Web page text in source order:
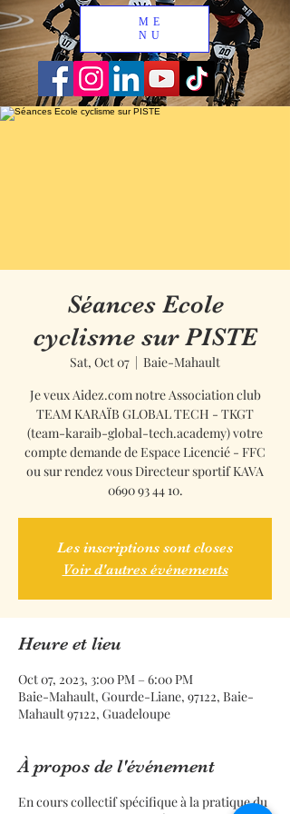
ME
NU
Séances Ecole
cyclisme sur PISTE
Sat, Oct 07
  |
Baie-Mahault
Je veux Aidez.com notre Association club
TEAM KARAÏB GLOBAL TECH - TKGT
(team-karaib-global-tech.academy) votre
compte demande de Espace Licencié - FFC
ou sur rendez vous Directeur sportif KAVA
0690 93 44 10.
Les inscriptions sont closes
Voir d'autres événements
Heure et lieu
Oct 07, 2023, 3:00 PM – 6:00 PM
Baie-Mahault, Gourde-Liane, 97122, Baie-
Mahault 97122, Guadeloupe
À propos de l'événement
En cours collectif spécifique à la pratique du